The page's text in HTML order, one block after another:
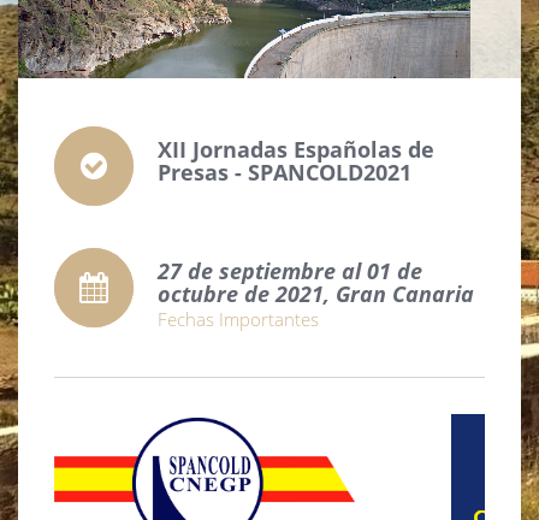
XII Jornadas Españolas de
Presas - SPANCOLD2021
27 de septiembre al 01 de
octubre de 2021, Gran Canaria
Fechas Importantes